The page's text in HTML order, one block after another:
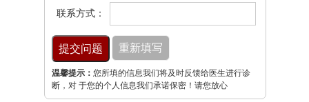
联系方式：
温馨提示： 您所填的信息我们将及时反馈给医生进行诊
断，对 于您的个人信息我们承诺保密！请您放心